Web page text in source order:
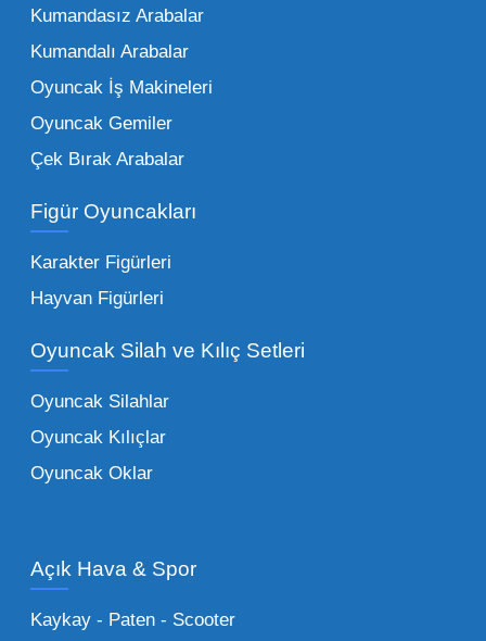
çeşitliliği ile doğru orantılıdır. İşte Mega
Oyuncak bünyesinde öne çıkan ve en çok
tercih edilen kategorilerimiz:
Peluş Oyuncaklar:
vazgeçilmezi olan yumuşak dokulu sevilen
seçeneklerimizi keşfederek koleksiyonunuza
en sevilen karakterleri ekleyebilirsiniz.
Eğitici Setler:
tarafından tercih edilentoptan eğitici
ebeveynlerin son yıllarda en çok satın aldığı
ürün grupları arasında yer almaktadır.
Oyuncak Araçlar:
stok imkanımızla sunulmaktadır.
Küçük Oyuncaklar:
Kumandasız Arabalar
Kumandalı Arabalar
Oyuncak İş Makineleri
Oyuncak Gemiler
Çek Bırak Arabalar
Figür Oyuncakları
Karakter Figürleri
Hayvan Figürleri
Oyuncak Silah ve Kılıç Setleri
Oyuncak Silahlar
Oyuncak Kılıçlar
Oyuncak Oklar
Açık Hava & Spor
Kaykay - Paten - Scooter